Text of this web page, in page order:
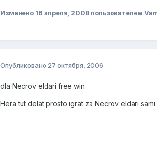
Изменено 16 апреля, 2008 пользователем
Опубликовано 27 октября, 2006
dla Necrov eldari free win
Hera tut delat prosto igrat za Necrov eldari sami